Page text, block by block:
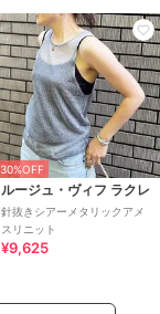
30%OFF
ルージュ・ヴィフ ラクレ
針抜きシアーメタリックアメ
スリニット
¥9,625